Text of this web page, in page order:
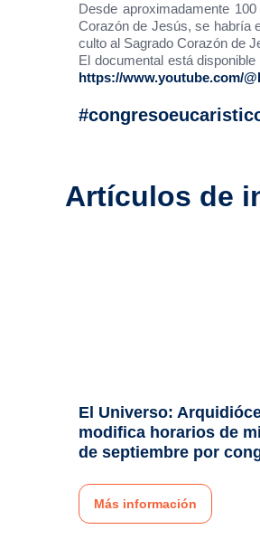
Desde aproximadamente
Corazón de Jesús, se habría
culto al Sagrado Corazón de
El documental está
https://www.youtube.com/
Artículos de
El Universo:
modifica horarios de
de septiembre por
Más información